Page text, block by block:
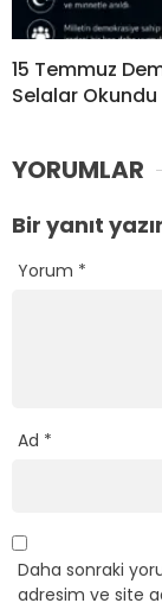
15 Temmuz
Selalar Okundu
YORUMLAR
Bir yanıt
Yorum *
Ad *
Daha sonraki
adresim ve site